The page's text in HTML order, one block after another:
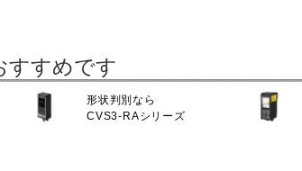
すすめです
形状判別なら
CVS3-RAシリーズ